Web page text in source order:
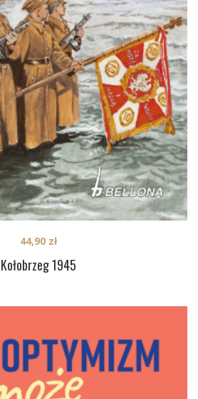
Kołobrzeg 1945
44,90 zł